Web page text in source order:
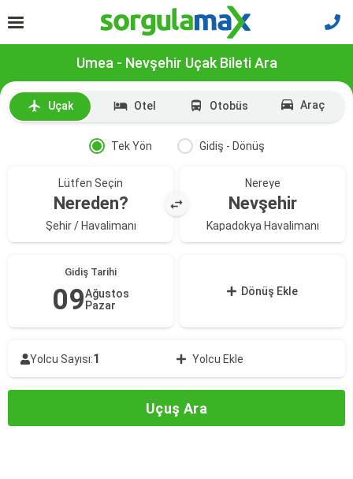
Umea - Nevşehir Uçak Bileti Ara
Uçak Otel Otobüs Araç
Tek Yön Gidiş - Dönüş
Lütfen Seçin
Nereden?
Şehir / Havalimanı
Nereye
Nevşehir
Kapadokya Havalimanı
Gidiş Tarihi
09Ağustos
Pazar
Dönüş Ekle
Yolcu Sayısı:1 Yolcu Ekle
Uçuş Ara